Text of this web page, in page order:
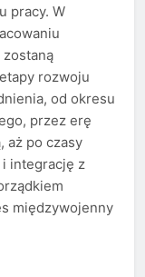
pracy. W
rozwoju
od okresu
przez erę
aż po czasy
integrację z
międzywojenny